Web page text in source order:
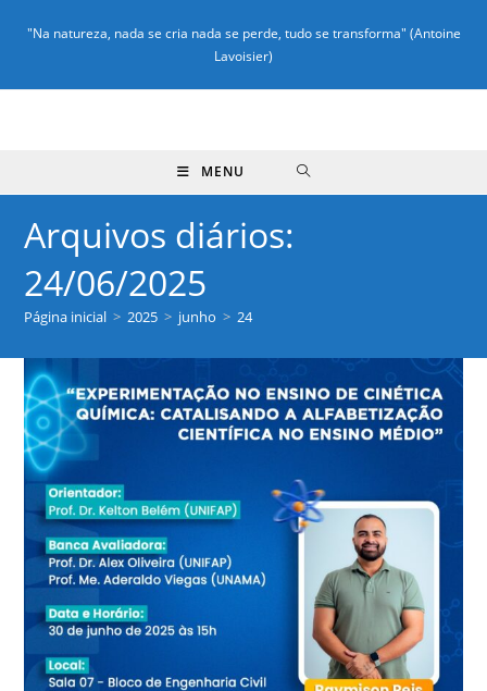
"Na natureza, nada se cria nada se perde, tudo se transforma" (Antoine
Lavoisier)
MENU
Arquivos diários:
24/06/2025
Página inicial > 2025 > junho > 24